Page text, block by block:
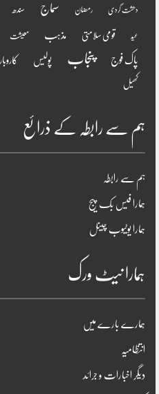
دھشت گردی رمضان سماج سندھ
عید قومی سلامتی مذہب معیشت
پاک فوج پنجاب پولیس کاروبار
کھیل
ہم سے رابطہ کے ذرائع
ہم سے رابطہ
ہمارا فیس بک پیج
ہمارا یوٹیوب چینل
ہمارا نیٹ ورک
ہمارے بارے میں
انتظامیہ
دیگر اخبارات و جرائد